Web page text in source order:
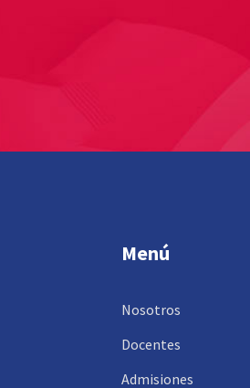
Menú
Nosotros
Docentes
Admisiones